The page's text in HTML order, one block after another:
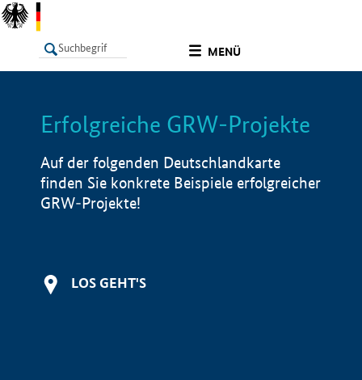
MENÜ
LISTE Info
Erfolgreiche GRW-Projekte
Auf der folgenden Deutschlandkarte
finden Sie konkrete Beispiele erfolgreicher
GRW-Projekte!
LOS GEHT'S